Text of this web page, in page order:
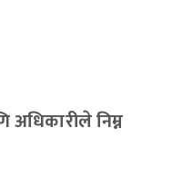
अधिकारीले निम्न